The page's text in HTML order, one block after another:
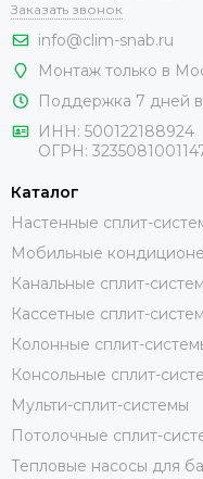
Заказать звонок
info@clim-snab.ru
Монтаж только в
Поддержка 7 дней
ИНН: 500122188924
ОГРН:
Каталог
Настенные сплит-
Мобильные
Канальные сплит-
Кассетные сплит-
Колонные сплит-
Консольные сплит-
Мульти-сплит-системы
Потолочные сплит-
Тепловые насосы для